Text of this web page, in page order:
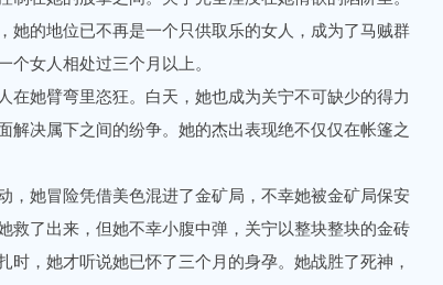
的地位已不再是一个只供取乐的女人，成为了马贼群
个女人相处过三个月以上。
她臂弯里恣狂。白天，她也成为关宁不可缺少的得力
解决属下之间的纷争。她的杰出表现绝不仅仅在帐篷之
她冒险凭借美色混进了金矿局，不幸她被金矿局保安
救了出来，但她不幸小腹中弹，关宁以整块整块的金砖
时，她才听说她已怀了三个月的身孕。她战胜了死神，